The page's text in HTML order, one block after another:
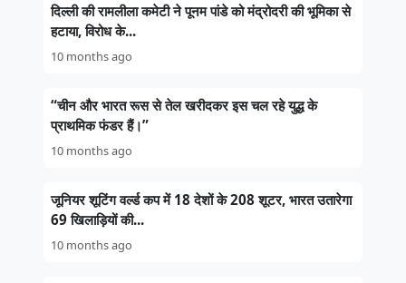
दिल्ली की रामलीला कमेटी ने पूनम पांडे को मंद्रोदरी की भूमिका से
हटाया, विरोध के...
10 months ago
“चीन और भारत रूस से तेल खरीदकर इस चल रहे युद्ध के
प्राथमिक फंडर हैं।”
10 months ago
जूनियर शूटिंग वर्ल्ड कप में 18 देशों के 208 शूटर, भारत उतारेगा
69 खिलाड़ियों की...
10 months ago